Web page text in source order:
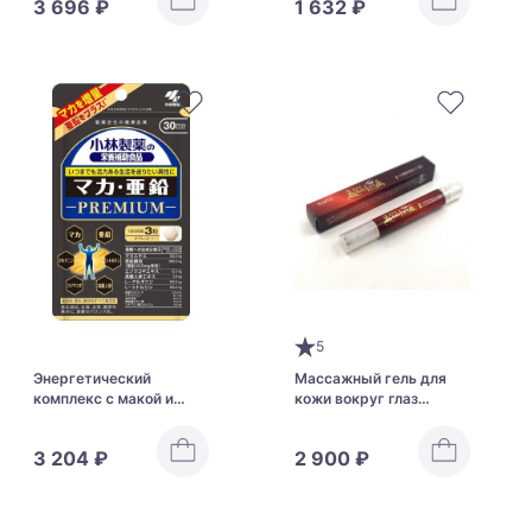
66000FU
3 696 ₽ 1 632 ₽
Энергетический
комплекс с макой и
Maca/Zinc PREMIUM
3 204 ₽
5
Массажный гель для
кожи вокруг глаз
лифтинг” RAISE Eye Bag
Lift
2 900 ₽